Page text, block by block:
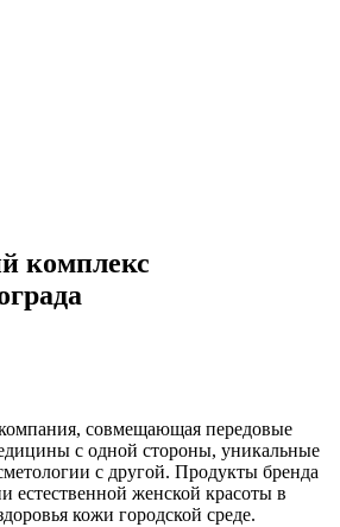
комплекс
совмещающая передовые
с одной стороны, уникальные
с другой. Продукты бренда
естественной женской красоты в
кожи городской среде.